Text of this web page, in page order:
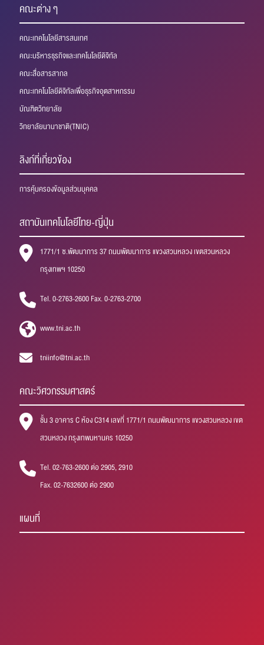
คณะต่าง ๆ
คณะเทคโนโลยีสารสนเทศ
คณะบริหารธุรกิจและเทคโนโลยีดิจิทัล
คณะสื่อสารสากล
คณะเทคโนโลยีดิจิทัลเพื่อธุรกิจอุตสาหกรรม
บัณฑิตวิทยาลัย
วิทยาลัยนานาชาติ(TNIC)
ลิงก์ที่เกี่ยวข้อง
การคุ้มครองข้อมูลส่วนบุคคล
สถาบันเทคโนโลยีไทย-ญี่ปุ่น
1771/1 ซ.พัฒนาการ 37 ถนนพัฒนาการ แขวงสวนหลวง เขตสวนหลวง
กรุงเทพฯ 10250
Tel. 0-2763-2600 Fax. 0-2763-2700
www.tni.ac.th
tniinfo@tni.ac.th
คณะวิศวกรรมศาสตร์
ชั้น 3 อาคาร C ห้อง C314 เลขที่ 1771/1 ถนนพัฒนาการ แขวงสวนหลวง เขต
สวนหลวง กรุงเทพมหานคร 10250
Tel. 02-763-2600 ต่อ 2905, 2910
Fax. 02-7632600 ต่อ 2900
แผนที่